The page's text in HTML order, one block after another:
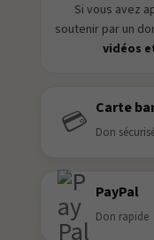
Si vous avez
soutenir par un
vidéos
💳 Carte
Don
PayPal
Don rapide